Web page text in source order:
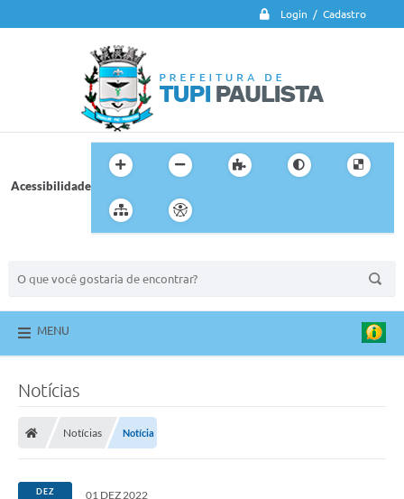
Login / Cadastro
Acessibilidade
MENU
Notícias
Notícias Notícia
DEZ 01 DEZ 2022